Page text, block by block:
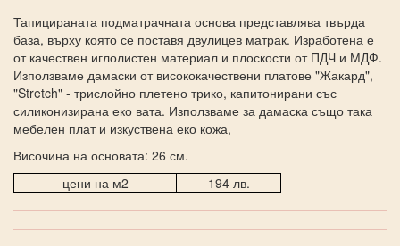
Тапицираната подматрачната основа представлява твърда
база, върху която се поставя двулицев матрак. Изработена е
от качествен иглолистен материал и плоскости от ПДЧ и МДФ.
Използваме дамаски от висококачествени платове "Жакард",
"Stretch" - трислойно плетено трико, капитонирани със
силиконизирана еко вата. Използваме за дамаска също така
мебелен плат и изкуствена еко кожа,
Височина на основата: 26 см.
цени на м2
194 лв.